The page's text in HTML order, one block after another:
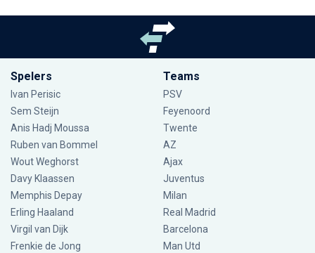
Spelers
Ivan Perisic
Sem Steijn
Anis Hadj Moussa
Ruben van Bommel
Wout Weghorst
Davy Klaassen
Memphis Depay
Erling Haaland
Virgil van Dijk
Frenkie de Jong
Teams
PSV
Feyenoord
Twente
AZ
Ajax
Juventus
Milan
Real Madrid
Barcelona
Man Utd